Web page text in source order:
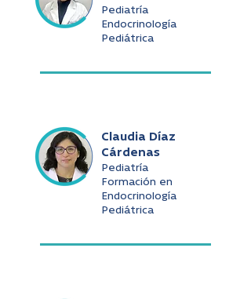
Pediatría
Endocrinología
Pediátrica
Claudia Díaz
Cárdenas
Pediatría
Formación en
Endocrinología
Pediátrica